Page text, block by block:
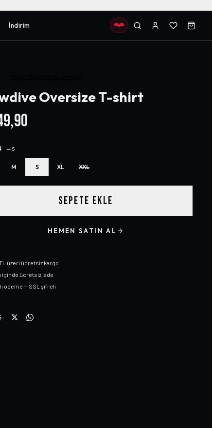
İndirim
Oversize T-shirt
—S
M S XL XXL
SEPETE EKLE
HEMEN SATIN AL
üzeri ücretsiz kargo
içinde ücretsiz iade
ödeme — SSL şifreli